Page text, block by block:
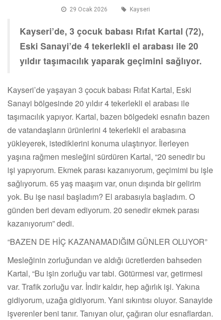
29 Ocak 2026 Kayseri
Kayseri’de, 3 çocuk babası Rıfat Kartal (72),
Eski Sanayi’de 4 tekerlekli el arabası ile 20
yıldır taşımacılık yaparak geçimini sağlıyor.
Kayseri’de yaşayan 3 çocuk babası Rıfat Kartal, Eski
Sanayi bölgesinde 20 yıldır 4 tekerlekli el arabası ile
taşımacılık yapıyor. Kartal, bazen bölgedeki esnafın bazen
de vatandaşların ürünlerini 4 tekerlekli el arabasına
yükleyerek, istediklerini konuma ulaştırıyor. İlerleyen
yaşına rağmen mesleğini sürdüren Kartal, “20 senedir bu
işi yapıyorum. Ekmek parası kazanıyorum, geçimimi bu işle
sağlıyorum. 65 yaş maaşım var, onun dışında bir gelirim
yok. Bu işe nasıl başladım? El arabasıyla başladım. O
günden beri devam ediyorum. 20 senedir ekmek parası
kazanıyorum” dedi.
“BAZEN DE HİÇ KAZANAMADIĞIM GÜNLER OLUYOR”
Mesleğinin zorluğundan ve aldığı ücretlerden bahseden
Kartal, “Bu işin zorluğu var tabi. Götürmesi var, getirmesi
var. Trafik zorluğu var. İndir kaldır, hep ağırlık işi. Yakına
gidiyorum, uzağa gidiyorum. Yani sıkıntısı oluyor. Sanayide
işverenler beni tanır. Tanıyan olur, çağıran olur esnaflardan.